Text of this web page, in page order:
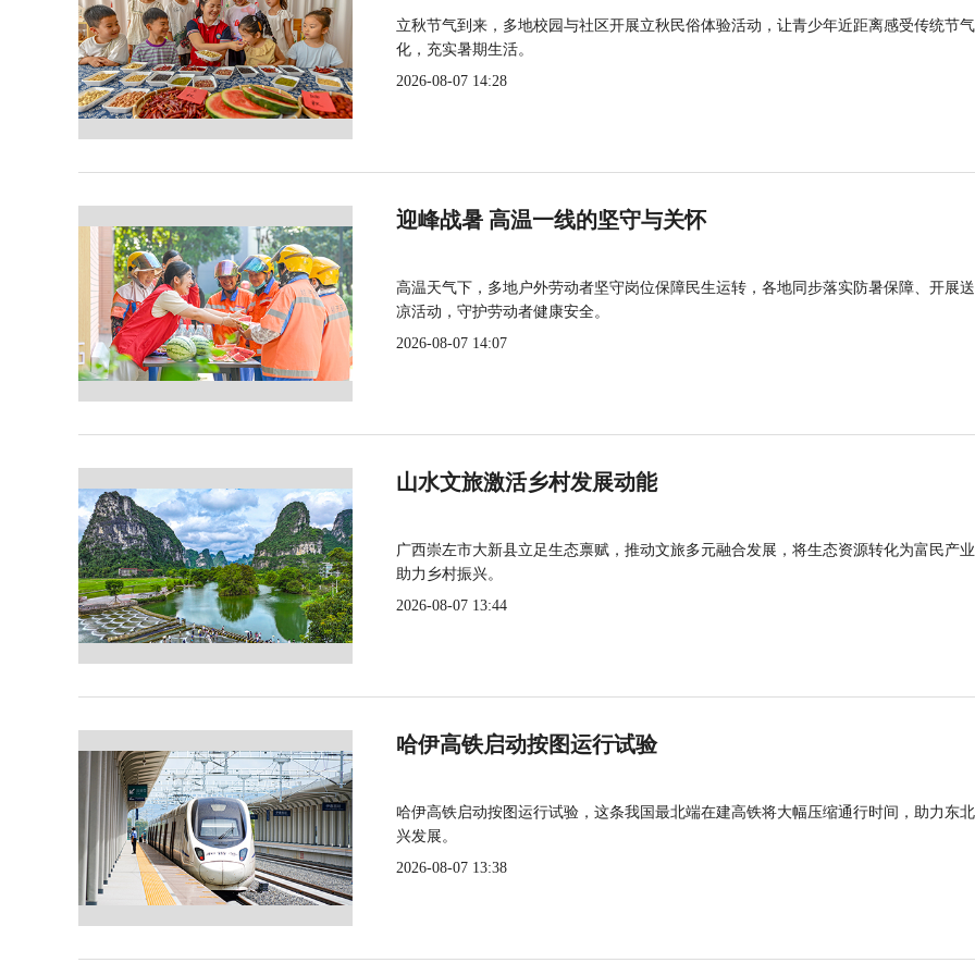
立秋节气到来，多地校园与社区开展立秋民俗体验活动，让青少年近距离感受传统节
化，充实暑期生活。
2026-08-07 14:28
迎峰战暑 高温一线的坚守与关怀
高温天气下，多地户外劳动者坚守岗位保障民生运转，各地同步落实防暑保障、开展
凉活动，守护劳动者健康安全。
2026-08-07 14:07
山水文旅激活乡村发展动能
广西崇左市大新县立足生态禀赋，推动文旅多元融合发展，将生态资源转化为富民产
助力乡村振兴。
2026-08-07 13:44
哈伊高铁启动按图运行试验
哈伊高铁启动按图运行试验，这条我国最北端在建高铁将大幅压缩通行时间，助力东
兴发展。
2026-08-07 13:38